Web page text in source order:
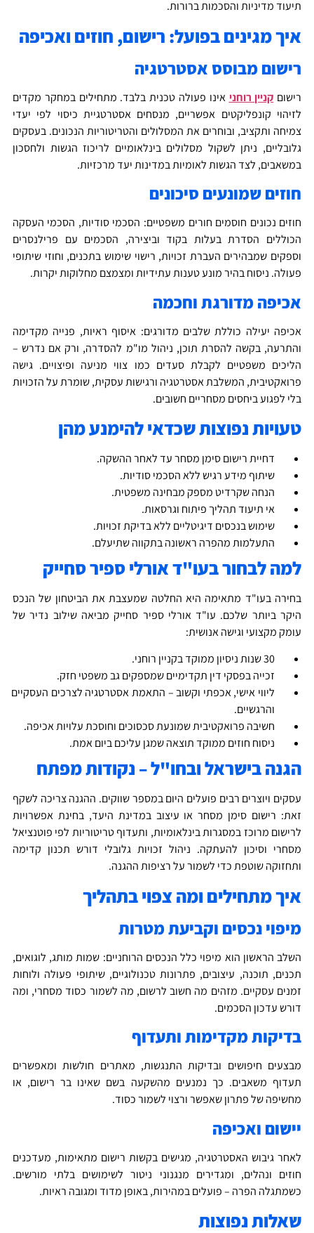
מדיניות והסכמות ברורות.
מגינים בפועל: רישום, חוזים ואכיפה
מבוסס אסטרטגיה
קניין רוחניאינו פעולה טכנית בלבד. מתחילים במחקר מקדים
קונפליקטים אפשריים, מנסחים אסטרטגיית כיסוי לפי יעדי
ותקציב, ובוחרים את המסלולים והטריטוריות הנכונים. בעסקים
ניתן לשקול מסלולים בינלאומיים לריכוז הגשות ולחסכון
לצד הגשות לאומיות במדינות יעד מרכזיות.
שמונעים סיכונים
נכונים חוסמים חורים משפטיים: הסכמי סודיות, הסכמי העסקה
הסדרת בעלות בקוד וביצירה, הסכמים עם פרילנסרים
שמבהירים העברת זכויות, רישוי שימוש בתכנים, וחוזי שיתופי
ניסוח בהיר מונע טענות עתידיות ומצמצם מחלוקות יקרות.
מדורגת וחכמה
יעילה כוללת שלבים מדורגים: איסוף ראיות, פנייה מקדימה
בקשה להסרת תוכן, ניהול מו"מ להסדרה, ורק אם נדרש –
משפטיים לקבלת סעדים כמו צווי מניעה ופיצויים. גישה
המשלבת אסטרטגיה ורגישות עסקית, שומרת על הזכויות
לפגוע ביחסים מסחריים חשובים.
נפוצות שכדאי להימנע מהן
דחיית רישום סימן מסחר עד לאחר ההשקה.
שיתוף מידע רגיש ללא הסכמי סודיות.
הנחה שקרדיט מספק מבחינה משפטית.
אי תיעוד תהליך פיתוח וגרסאות.
שימוש בנכסים דיגיטליים ללא בדיקת זכויות.
התעלמות מהפרה ראשונה בתקווה שתיעלם.
לבחור בעו"ד אורלי ספיר סחייק
בעו"ד מתאימה היא החלטה שמעצבת את הביטחון של הנכס
ביותר שלכם. עו"ד אורלי ספיר סחייק מביאה שילוב נדיר של
מקצועי וגישה אנושית:
זכייה בפסקי דין תקדימיים שמספקים גב משפטי חזק.
ליווי אישי, אכפתי וקשוב – התאמת אסטרטגיה לצרכים העסקיים
והרגשיים.
חשיבה פרואקטיבית שמונעת סכסוכים וחוסכת עלויות אכיפה.
ניסוח חוזים ממוקד תוצאה שמגן עליכם ביום אמת.
בישראל ובחו"ל – נקודות מפתח
ויוצרים רבים פועלים היום במספר שווקים. ההגנה צריכה לשקף
רישום סימן מסחר או עיצוב במדינת היעד, בחינת אפשרויות
מרוכז במסגרות בינלאומיות, ותעדוף טריטוריות לפי פוטנציאל
וסיכון להעתקה. ניהול זכויות גלובלי דורש תכנון קדימה
שוטפת כדי לשמור על רציפות ההגנה.
מתחילים ומה צפוי בתהליך
נכסים וקביעת מטרות
הראשון הוא מיפוי כלל הנכסים הרוחניים: שמות מותג, לוגואים,
תוכנה, עיצובים, פתרונות טכנולוגיים, שיתופי פעולה ולוחות
עסקיים. מזהים מה חשוב לרשום, מה לשמור כסוד מסחרי, ומה
עדכון הסכמים.
מקדימות ותעדוף
חיפושים ובדיקות התנגשות, מאתרים חולשות ומאפשרים
משאבים. כך נמנעים מהשקעה בשם שאינו בר רישום, או
של פתרון שאפשר ורצוי לשמור כסוד.
ואכיפה
גיבוש האסטרטגיה, מגישים בקשות רישום מתאימות, מעדכנים
ונהלים, ומגדירים מנגנוני ניטור לשימושים בלתי מורשים.
הפרה – פועלים במהירות, באופן מדוד ומגובה ראיות.
נפוצות